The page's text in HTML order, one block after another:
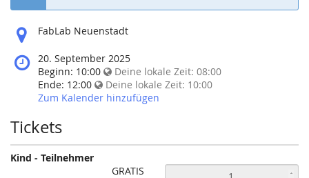
Wo
diese
Veranstaltung
statt?
FabLab Neuenstadt
Wann
findet
diese
Veranstaltung
20. September 2025
Beginn: 10:00 Deine lokale Zeit: 08:00
Ende: 12:00 Deine lokale Zeit: 10:00
Zum Kalender hinzufügen
Tickets
Kind - Teilnehmer
GRATIS